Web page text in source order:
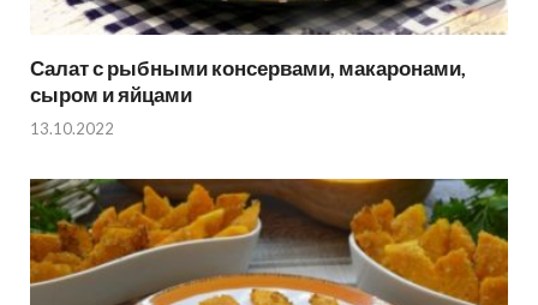
Салат с рыбными консервами, макаронами,
сыром и яйцами
13.10.2022